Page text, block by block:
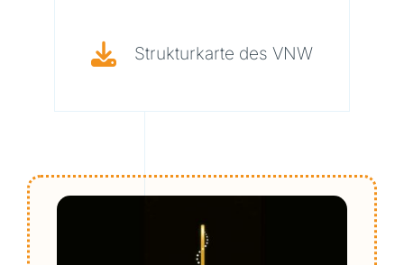
Strukturkarte des VNW